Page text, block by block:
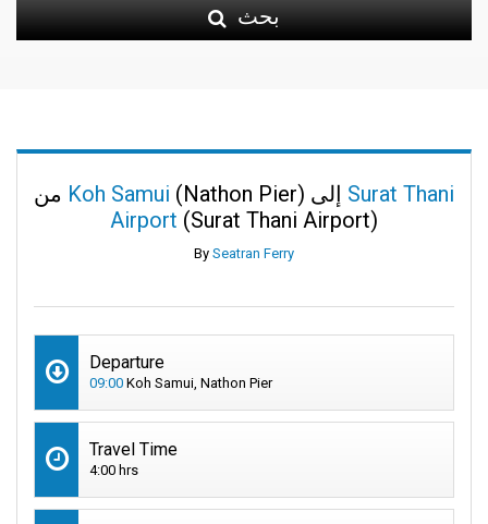
بحث
Koh Samui
Surat Thani
Airport (Surat Thani Airport)
By Seatran Ferry
Departure
09:00 Koh Samui, Nathon Pier
Travel Time
4:00 hrs